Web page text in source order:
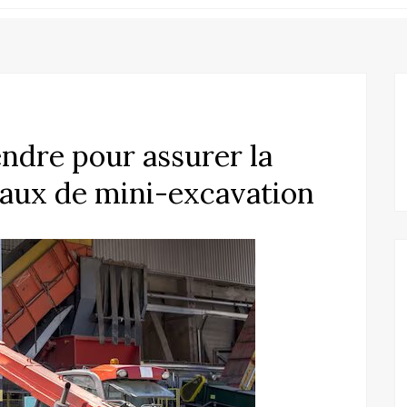
pour assurer la
de mini-excavation